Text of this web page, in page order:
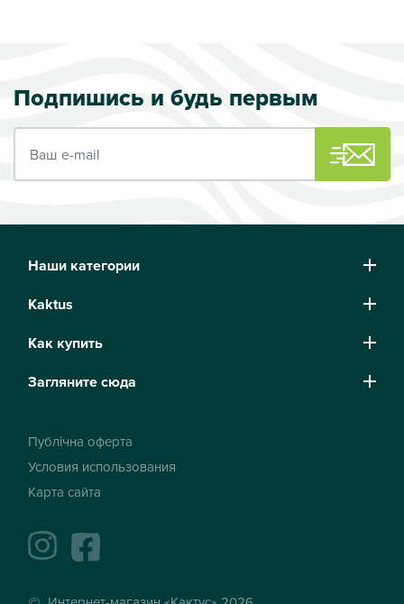
Подпишись и будь первым
Наши категории
Kaktus
Как купить
Загляните сюда
Публічна оферта
Условия использования
Карта сайта
instagramfacebook